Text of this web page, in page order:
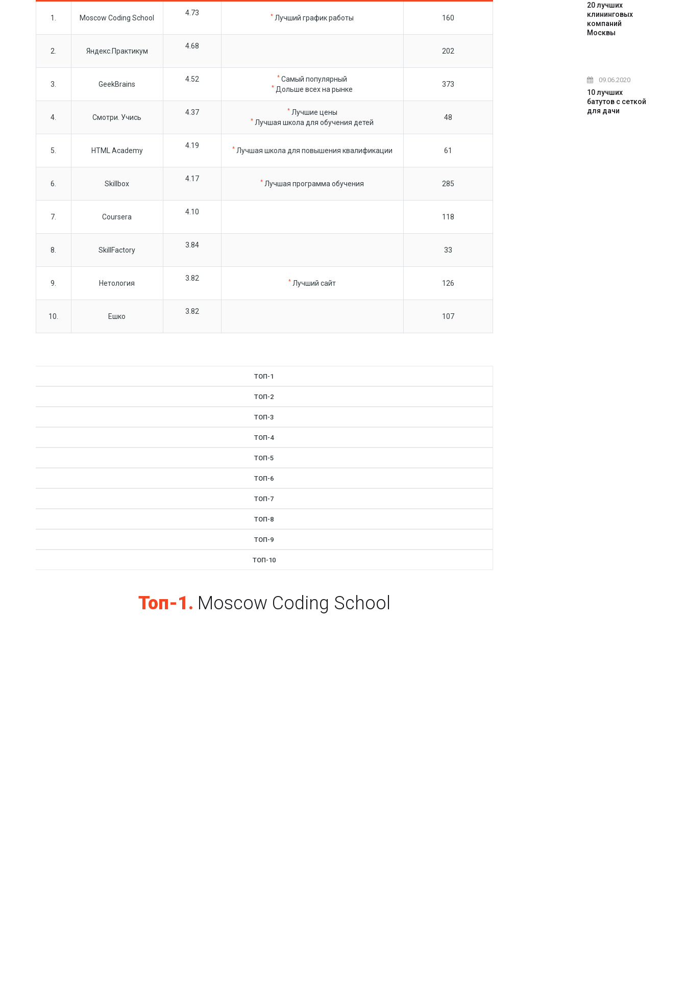
1. Moscow Coding School
4.73 * Лучший график работы 160
2. Яндекс.Практикум
4.68
202
3. GeekBrains
4.52 * Самый популярный
* Дольше всех на рынке
373
4. Смотри. Учись
4.37 *Лучшие цены
* Лучшая школа для обучения детей
48
5. HTML Academy
4.19 *Лучшая школа для повышения квалификации 61
6. Skillbox
4.17 * Лучшая программа обучения 285
7. Coursera
4.10
118
8. SkillFactory
3.84
33
9. Нетология
3.82 * Лучший сайт 126
10. Ешко
3.82
107
ТОП-1
ТОП-2
ТОП-3
ТОП-4
ТОП-5
ТОП-6
ТОП-7
ТОП-8
ТОП-9
ТОП-10
Топ-1. Moscow Coding School
20 лучших
клининговых
компаний
Москвы
09.06.2020
10 лучших
батутов с сеткой
для дачи